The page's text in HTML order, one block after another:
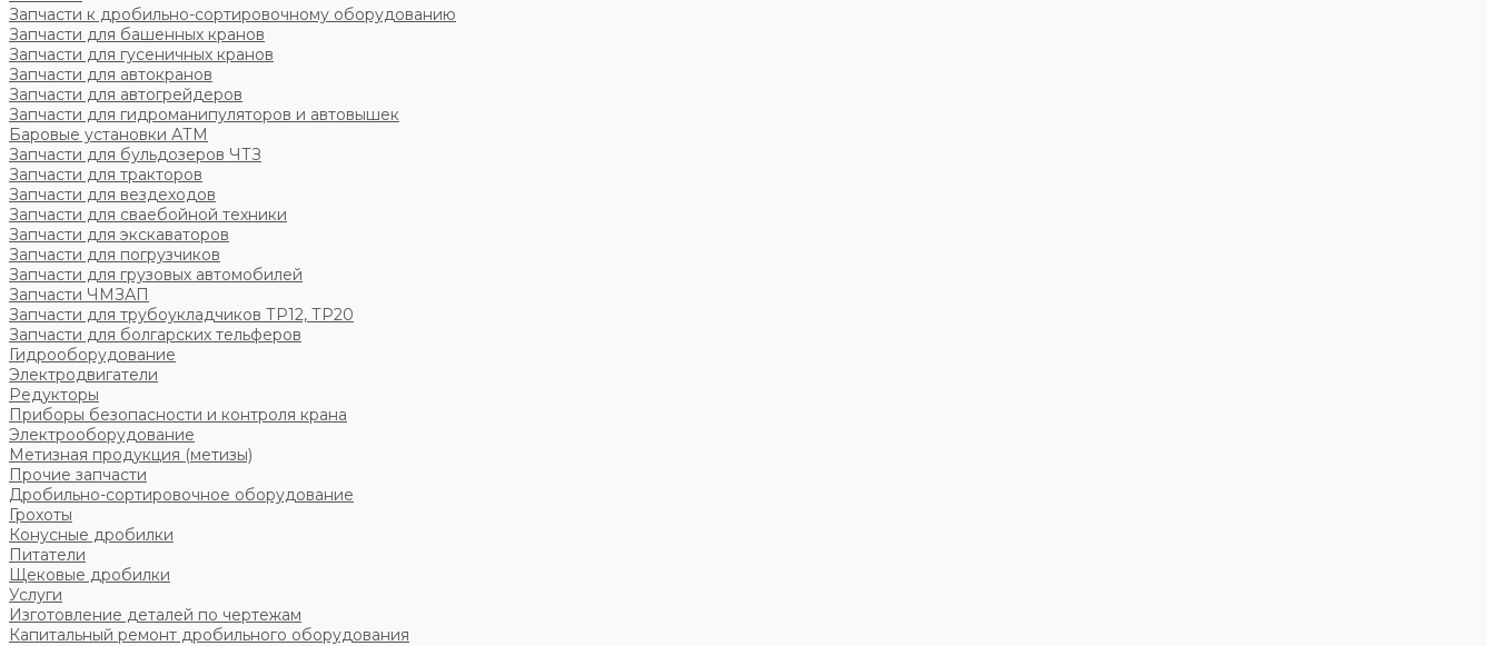
Запчасти к дробильно-сортировочному оборудованию
Запчасти для башенных кранов
Запчасти для гусеничных кранов
Запчасти для автокранов
Запчасти для автогрейдеров
Запчасти для гидроманипуляторов и автовышек
Баровые установки АТМ
Запчасти для бульдозеров ЧТЗ
Запчасти для тракторов
Запчасти для вездеходов
Запчасти для сваебойной техники
Запчасти для экскаваторов
Запчасти для погрузчиков
Запчасти для грузовых автомобилей
Запчасти ЧМЗАП
Запчасти для трубоукладчиков ТР12, ТР20
Запчасти для болгарских тельферов
Гидрооборудование
Электродвигатели
Редукторы
Приборы безопасности и контроля крана
Электрооборудование
Метизная продукция (метизы)
Прочие запчасти
Дробильно-сортировочное оборудование
Грохоты
Конусные дробилки
Питатели
Щековые дробилки
Услуги
Изготовление деталей по чертежам
Капитальный ремонт дробильного оборудования